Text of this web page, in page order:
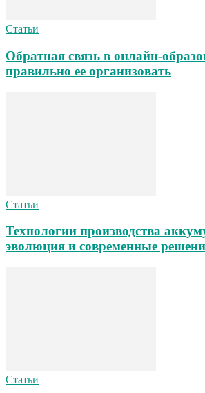
Статьи
Обратная связь в онлайн-
правильно ее организовать
Статьи
Технологии производства
эволюция и современные
Статьи